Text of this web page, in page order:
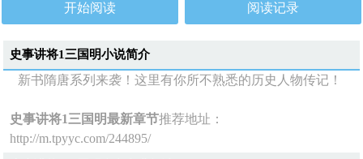
开始阅读 阅读记录
史事讲将1三国明小说简介
新书隋唐系列来袭！这里有你所不熟悉的历史人物传记！
史事讲将1三国明最新章节推荐地址：
http://m.tpyyc.com/244895/